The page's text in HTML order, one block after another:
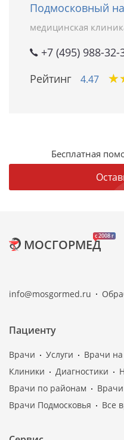
Подмосковный
медицинская
+7 (495) 988-32-
Рейтинг
4.47 ★
★
Бесплатная
c 2008 г
МОСГОРМЕД
info@mosgormed.ru
Пациенту
Врачи Услуги Врачи
Клиники
Диагностики
Врачи по районам
Врачи Подмосковья
Все